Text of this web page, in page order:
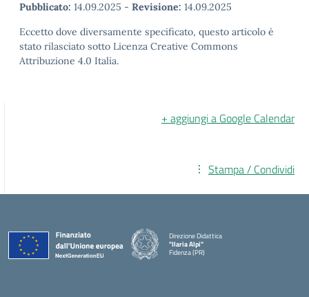
Pubblicato: 14.09.2025 - Revisione: 14.09.2025
Eccetto dove diversamente specificato, questo articolo è
stato rilasciato sotto Licenza Creative Commons
Attribuzione 4.0 Italia.
+ aggiungi a Google Calendar
Stampa / Condividi
Direzione Didattica
"Ilaria Alpi"
Fidenza (PR)